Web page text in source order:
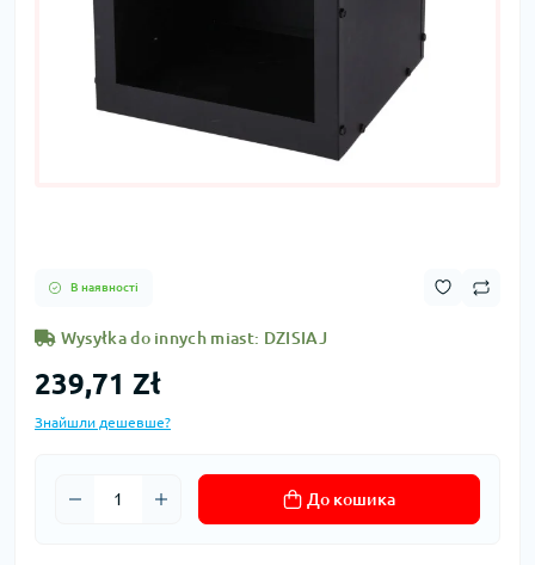
В наявності
Wysyłka do innych miast: DZISIAJ
239,71 Zł
Знайшли дешевше?
До кошика